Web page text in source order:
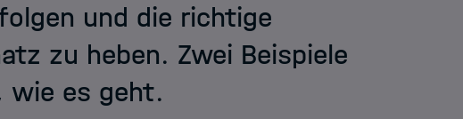
und die richtige
zu heben. Zwei Beispiele
wie es geht.